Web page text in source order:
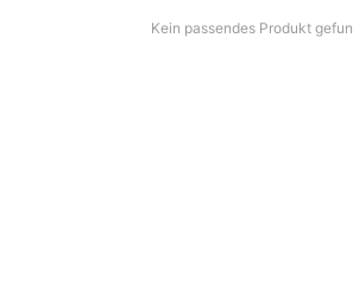
Kein passendes Produkt